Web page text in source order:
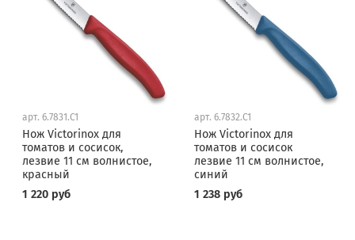
арт. 6.7831.C1
Нож Victorinox для
томатов и сосисок,
лезвие 11 см волнистое,
красный
1 220 руб
арт. 6.7832.C1
Нож Victorinox для
томатов и сосисок
лезвие 11 см волнистое,
синий
1 238 руб